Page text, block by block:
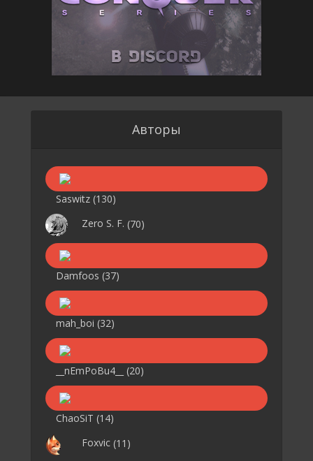
Авторы
Saswitz (130)
Zero S. F. (70)
Damfoos (37)
mah_boi (32)
__nEmPoBu4__ (20)
ChaoSiT (14)
Foxvic (11)